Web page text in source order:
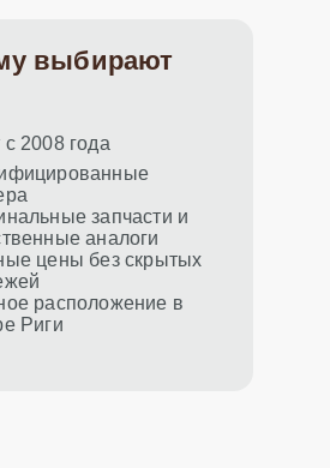
выбирают
2008 года
запчасти и
аналоги
цены без скрытых
расположение в
Риги